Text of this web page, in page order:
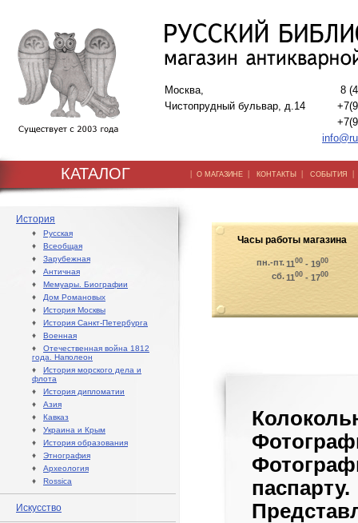
Москва,
Чистопрудный бульвар, д.14
8
КАТАЛОГ | О МАГАЗИНЕ | КОНТАКТЫ | СОБЫТИЯ
История
♦ Русская
♦ Всеобщая
♦ Зарубежная
♦ Античная
♦ Мемуары. Биографии
♦ Дом Романовых
♦ История Москвы
♦ История Санкт-Петербурга
♦ Военная
♦ Отечественная война 1812
года. Наполеон
♦ История морского дела и
флота
♦ История дипломатии
♦ Азия
♦ Кавказ
♦ Украина и Крым
♦ История образования
♦ Этнография
♦ Археология
♦ Rossica
Искусство
Часы работы магазина
пн.-пт.1100 - 1900
сб.1100 - 1700